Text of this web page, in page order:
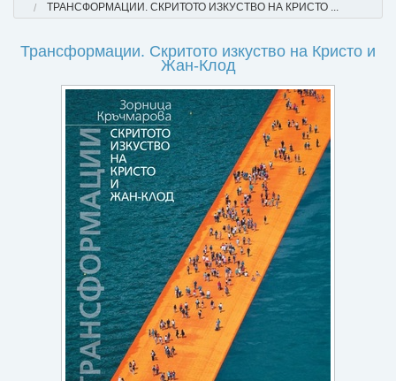
Печатни книги
Електронни книги
Е-списания
Подаръци
Ваучери
Промоции
Контакти
Вход
Регистрация
ТРАНСФОРМАЦИИ. СКРИТОТО ИЗКУСТВО НА КРИСТО ...
Трансформации. Скритото изкуство на Кристо и
Жан-Клод